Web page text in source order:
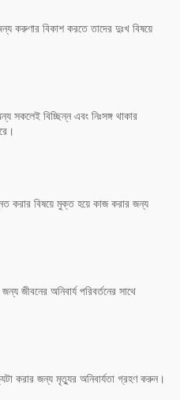
করুণার বিকাশ করতে তাদের দুঃখ বিষয়ে
সকলেই বিচ্ছিন্ন এবং নিঃসঙ্গ থাকার
করার বিষয়ে মুক্ত হয়ে কাজ করার জন্য
জীবনের অনিবার্য পরিবর্তনের সাথে
করার জন্য মৃত্যুর অনিবার্যতা গ্রহণ করুন।